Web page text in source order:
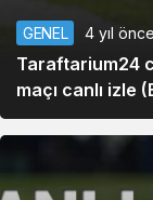
GENEL 4 yıl önce
Taraftarium24
maçı canlı izle